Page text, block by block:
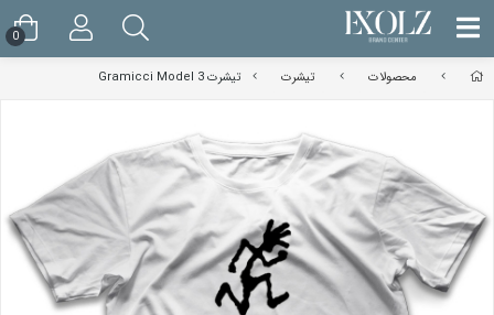
محصولات تیشرت تیشرت Gramicci Model 3
0